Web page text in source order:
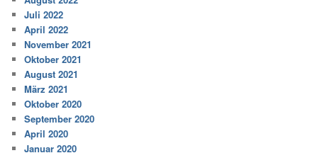
Juli 2022
April 2022
November 2021
Oktober 2021
August 2021
März 2021
Oktober 2020
September 2020
April 2020
Januar 2020